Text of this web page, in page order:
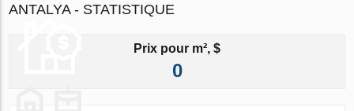
ANTALYA - STATISTIQUE
Prix pour m², $
0